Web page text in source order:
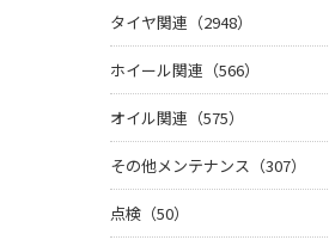
タイヤ関連（2948）
ホイール関連（566）
オイル関連（575）
その他メンテナンス（307）
点検（50）